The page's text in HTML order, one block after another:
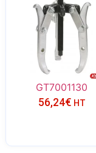
GT7001130
56,24€ HT